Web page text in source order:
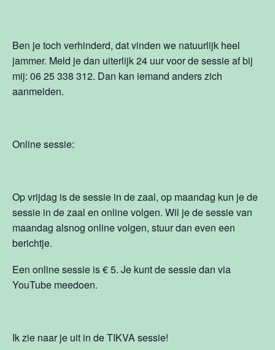
Ben je toch verhinderd, dat vinden we natuurlijk heel
jammer. Meld je dan uiterlijk 24 uur voor de sessie af bij
mij: 06 25 338 312. Dan kan iemand anders zich
aanmelden.
Online sessie:
Op vrijdag is de sessie in de zaal, op maandag kun je de
sessie in de zaal en online volgen. Wil je de sessie van
maandag alsnog online volgen, stuur dan even een
berichtje.
Een online sessie is € 5. Je kunt de sessie dan via
YouTube meedoen.
Ik zie naar je uit in de TIKVA sessie!